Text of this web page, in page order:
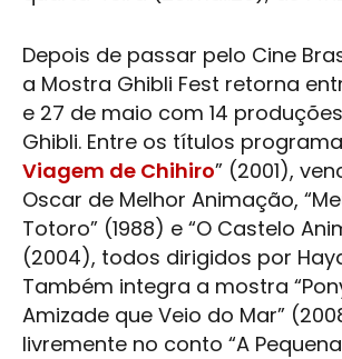
Depois de passar pelo Cine
a Mostra Ghibli Fest retorna
e 27 de maio com 14
Ghibli. Entre os títulos
Viagem de Chihiro” (2001),
Oscar de Melhor Animação,
Totoro” (1988) e “O Castelo
(2004), todos dirigidos por
Também integra a mostra
Amizade que Veio do Mar”
livremente no conto “A Pequena